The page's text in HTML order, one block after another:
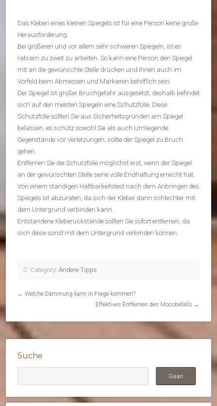
Das Kleben eines kleinen Spiegels ist für eine Person keine große
Herausforderung.
Bei größeren und vor allem sehr schweren Spiegeln, ist es
ratsam zu zweit zu arbeiten. So kann eine Person den Spiegel
mit an die gewünschte Stelle drücken und Ihnen auch im
Vorfeld beim Abmessen und Markieren behilflich sein.
Der Spiegel ist großer Bruchgefahr ausgesetzt, deshalb befindet
sich auf den meisten Spiegeln eine Schutzfolie. Diese
Schutzfolie sollten Sie aus Sicherheitsgründen am Spiegel
belassen, es schütz sowohl Sie als auch Umliegende
Gegenstände vor Verletzungen, sollte der Spiegel zu Bruch
gehen.
Entfernen Sie die Schutzfolie möglichst erst, wenn der Spiegel
an der gewünschten Stelle seine volle Endhaftung erreicht hat.
Von einem ständigen Haltbarkeitstest nach dem Anbringen des
Spiegels ist abzuraten, da sich der Kleber dann schlechter mit
dem Untergrund verbinden kann.
Entstandene Kleberückstände sollten Sie sofort entfernen, da
sich diese sonst mit dem Untergrund verbinden können.
Category: Andere Tipps
← Welche Dämmung kann in Frage kommen?
Effektives Entfernen des Moosbefalls →
Suche